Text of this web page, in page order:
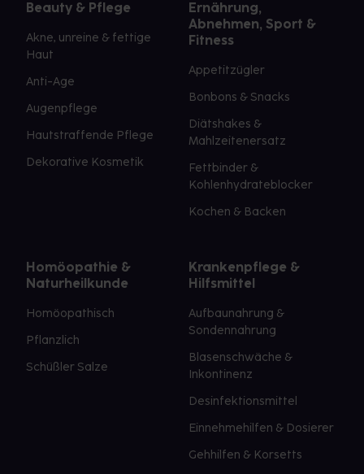
Beauty & Pflege
Akne, unreine & fettige
Haut
Anti-Age
Augenpflege
Hautstraffende Pflege
Dekorative Kosmetik
Ernährung,
Abnehmen, Sport &
Fitness
Appetitzügler
Bonbons & Snacks
Diätshakes &
Mahlzeitenersatz
Fettbinder &
Kohlenhydrateblocker
Kochen & Backen
Homöopathie &
Naturheilkunde
Homöopathisch
Pflanzlich
Schüßler Salze
Krankenpflege &
Hilfsmittel
Aufbaunahrung &
Sondennahrung
Blasenschwäche &
Inkontinenz
Desinfektionsmittel
Einnehmehilfen & Dosierer
Gehhilfen & Korsetts